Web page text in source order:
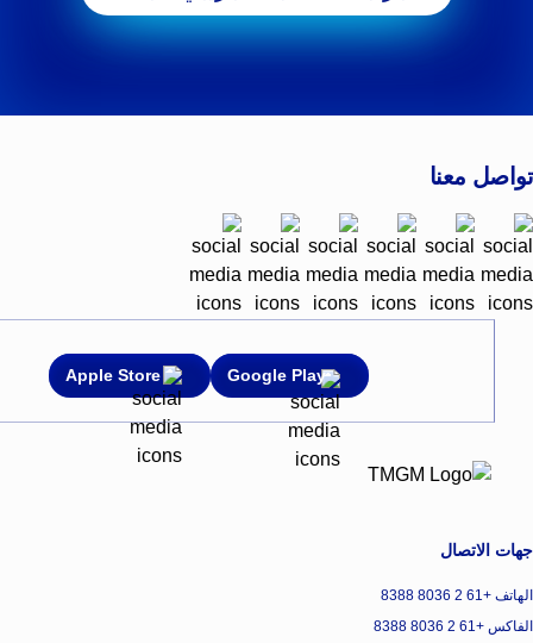
تواصل معنا
Google Play
Apple Store
جهات الاتصال
الهاتف +61 2 8036 8388
الفاكس +61 2 8036 8388